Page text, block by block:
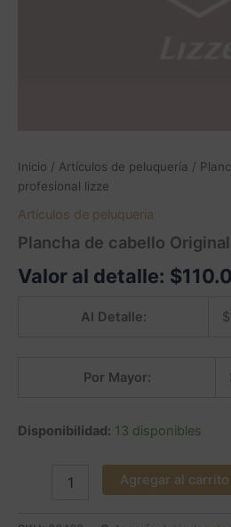
Inicio / Artículos de peluquería /
profesional lizze
Artículos de peluquería
Plancha de cabello
Valor al detalle: $
Al Detalle: $
Por Mayor:
Disponibilidad: 13 disponibles
Agregar al carrito